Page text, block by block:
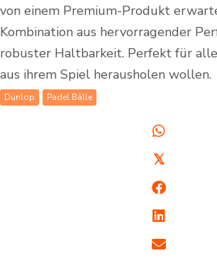
von einem Premium-Produkt
Kombination aus hervorragender
robuster Haltbarkeit. Perfekt für
aus ihrem Spiel herausholen wollen.
Dunlop Padel Bälle
𝕏